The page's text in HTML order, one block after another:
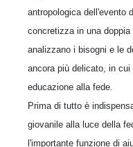
antropologica dell'evento
concretizza in una
analizzano i bisogni e le
ancora più delicato, in
educazione alla fede.
Prima di tutto è
giovanile alla luce della
l'importante funzione di